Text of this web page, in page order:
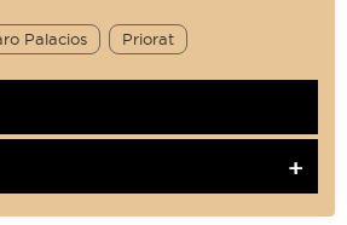
Palacios Priorat